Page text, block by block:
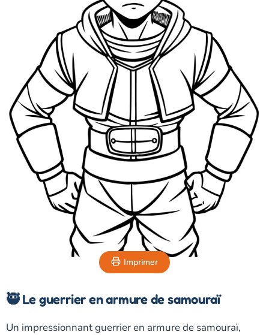
Imprimer
🥷 Le guerrier en armure de samouraï
Un impressionnant guerrier en armure de samouraï,